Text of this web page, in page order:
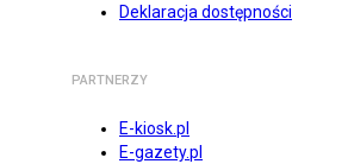
Deklaracja dostępności
PARTNERZY
E-kiosk.pl
E-gazety.pl